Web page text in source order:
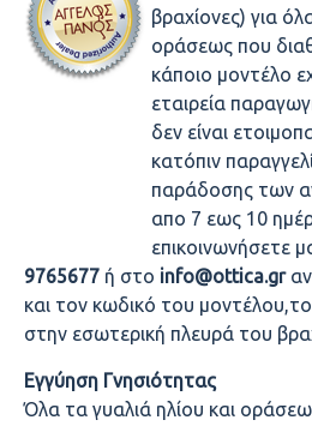
βραχίονες) για
οράσεως που
κάποιο μοντέλο
εταιρεία
δεν είναι
κατόπιν
παράδοσης των
απο 7 εως 10
επικοινωνήσετε
9765677 ή στο info@ottica.gr
και τον κωδικό του
στην εσωτερική πλευρά του
Εγγύηση Γνησιότητας
Όλα τα γυαλιά ηλίου και